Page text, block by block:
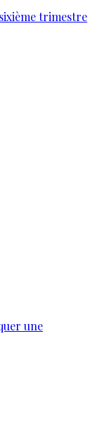
trimestre
une